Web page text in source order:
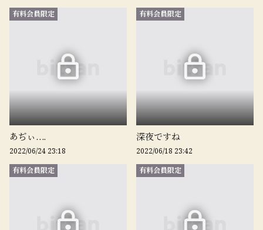
有料会員限定
あぢぃ….
2022/06/24 23:18
有料会員限定
深夜ですね
2022/06/18 23:42
有料会員限定
有料会員限定